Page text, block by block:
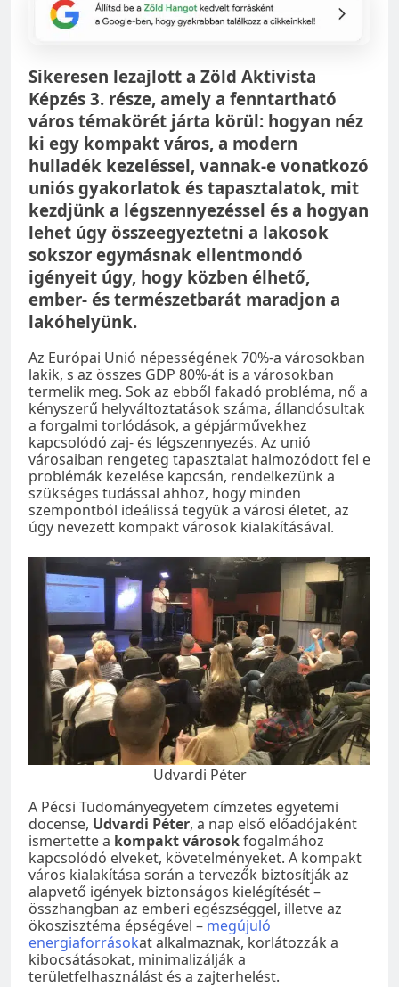
Sikeresen lezajlott a Zöld Aktivista
Képzés 3. része, amely a fenntartható
város témakörét járta körül: hogyan néz
ki egy kompakt város, a modern
hulladék kezeléssel, vannak-e vonatkozó
uniós gyakorlatok és tapasztalatok, mit
kezdjünk a légszennyezéssel és a hogyan
lehet úgy összeegyeztetni a lakosok
sokszor egymásnak ellentmondó
igényeit úgy, hogy közben élhető,
ember- és természetbarát maradjon a
lakóhelyünk.
Az Európai Unió népességének 70%-a városokban
lakik, s az összes GDP 80%-át is a városokban
termelik meg. Sok az ebből fakadó probléma, nő a
kényszerű helyváltoztatások száma, állandósultak
a forgalmi torlódások, a gépjárművekhez
kapcsolódó zaj- és légszennyezés. Az unió
városaiban rengeteg tapasztalat halmozódott fel e
problémák kezelése kapcsán, rendelkezünk a
szükséges tudással ahhoz, hogy minden
szempontból ideálissá tegyük a városi életet, az
úgy nevezett kompakt városok kialakításával.
Udvardi Péter
A Pécsi Tudományegyetem címzetes egyetemi
docense, Udvardi Péter, a nap első előadójaként
ismertette a kompakt városokfogalmához
kapcsolódó elveket, követelményeket. A kompakt
város kialakítása során a tervezők biztosítják az
alapvető igények biztonságos kielégítését –
összhangban az emberi egészséggel, illetve az
ökoszisztéma épségével – megújuló
energiaforrásokat alkalmaznak, korlátozzák a
kibocsátásokat, minimalizálják a
területfelhasználást és a zajterhelést.